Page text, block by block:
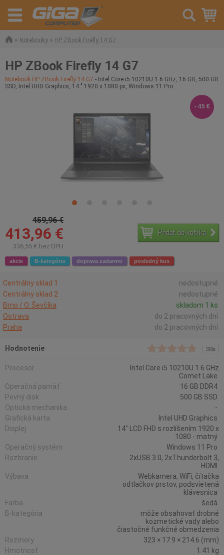
» Notebooky » HP ZBook Firefly 14 G7
HP ZBook Firefly 14 G7
Notebook HP ZBook Firefly 14 G7 - Intel Core i5 10210U 1.6 GHz, 16 GB, 500 GB
SSD, Intel UHD Graphics, 14 " 1920 x 1080 px, Windows 11 Pro
459,96 €
413,96 €
336,55 € bez DPH
Pridať do košíka
akcie B-kategória doprava zadarmo posledný kus
- 45 €
Centrálny sklad 1
nedostupné
Centrálny sklad 2
nedostupné
Brno / O. Ševčíka
skladom 1 ks
Ostrava
do 2 pracovných dní
Praha
do 2 pracovných dní
Hodnotenie 38x
Procesor
Intel Core i5 10210U 1.6 GHz
Comet Lake
Operačná pamäť
16 GB DDR4
Pevný disk
500 GB SSD
Optická mechanika
-
Grafická karta
Intel UHD Graphics
Displej
14" LCD FHD s rozlíšením 1920 x
1080 - matný
Operačný systém
Windows 11 Pro
Rozhranie
2xUSB 3.0, 2xThunderbolt 3,
HDMI
Výbava
Webkamera, WiFi, čítačka
odtlačkov prstov, podsvietená
klávesnica
Farba
šedá
B-kategória
môže obsahovať drobné
kozmetické vady alebo
čiastočné funkčné obmedzenia
Rozmery
323 × 17.9 × 214.6 (mm)
Hmotnosť
1.41 kg